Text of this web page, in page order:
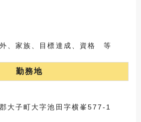
、家族、目標達成、資格 等
勤務地
大子町大字池田字横峯577-1